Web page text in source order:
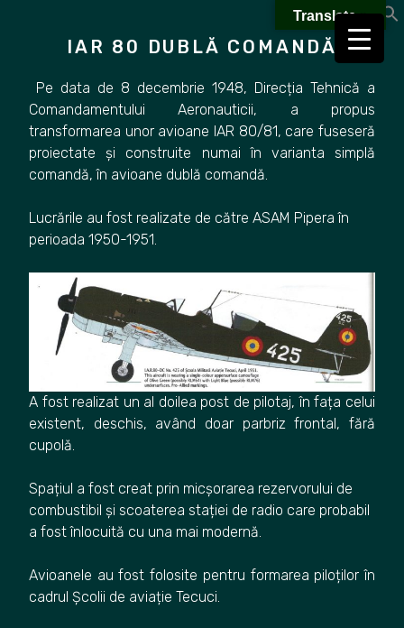
IAR 80 DUBLĂ COMANDĂ
Pe data de 8 decembrie 1948, Direcția Tehnică a
Comandamentului Aeronauticii, a propus
transformarea unor avioane IAR 80/81, care fuseseră
proiectate și construite numai în varianta simplă
comandă, în avioane dublă comandă.
Lucrările au fost realizate de către ASAM Pipera în
perioada 1950-1951.
A fost realizat un al doilea post de pilotaj, în fața celui
existent, deschis, având doar parbriz frontal, fără
cupolă.
Spațiul a fost creat prin micșorarea rezervorului de
combustibil și scoaterea stației de radio care probabil
a fost înlocuită cu una mai modernă.
Avioanele au fost folosite pentru formarea piloților în
cadrul Școlii de aviație Tecuci.
Translate »